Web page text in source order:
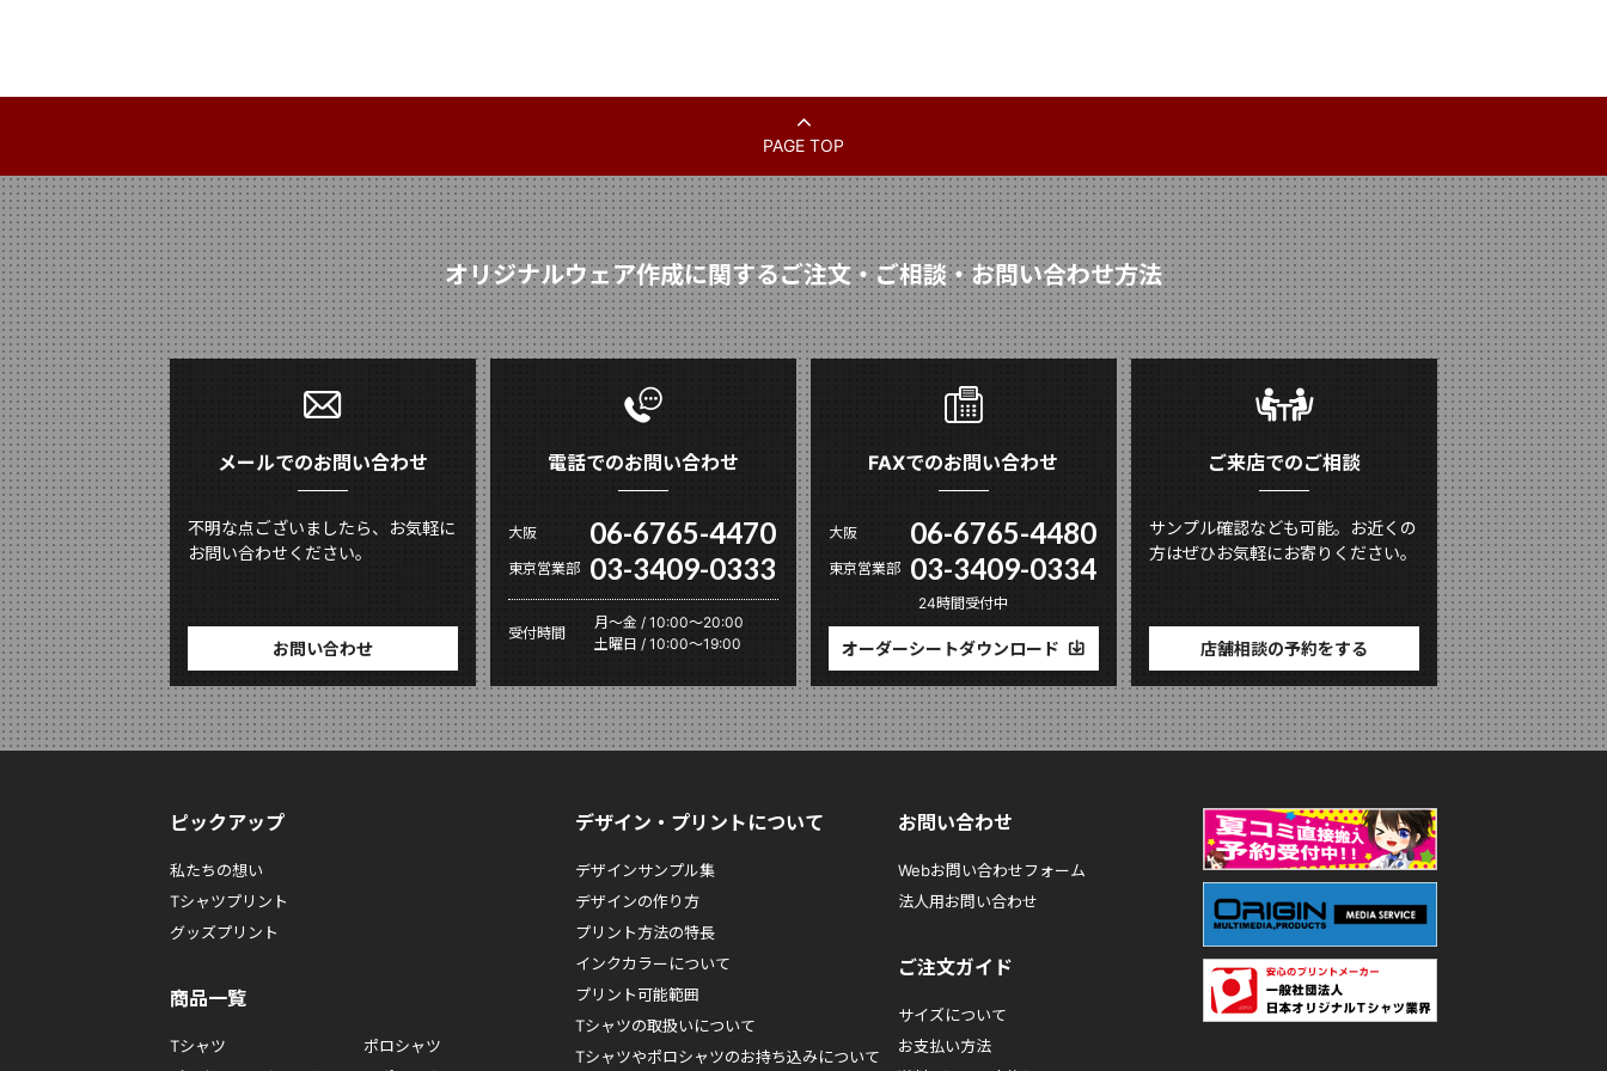
PAGE TOP
オリジナルウェア作成に関するご注文・ご相談・お問い合わせ方法
メールでのお問い合わせ
不明な点ございましたら、お気軽に
お問い合わせください。
お問い合わせ
電話でのお問い合わせ
大阪 06-6765-4470
東京営業部 03-3409-0333
受付時間
月〜金 / 10:00～20:00
土曜日 / 10:00～19:00
FAXでのお問い合わせ
大阪 06-6765-4480
東京営業部 03-3409-0334
24時間受付中
オーダーシートダウンロード
ご来店でのご相談
サンプル確認なども可能。お近くの
方はぜひお気軽にお寄りください。
店舗相談の予約をする
ピックアップ
私たちの想い
Tシャツプリント
グッズプリント
商品一覧
Tシャツ
ポロシャツ
デザイン・プリントについて
デザインサンプル集
デザインの作り方
プリント方法の特長
インクカラーについて
プリント可能範囲
Tシャツの取扱いについて
Tシャツやポロシャツのお持ち込みについて
お問い合わせ
Webお問い合わせフォーム
法人用お問い合わせ
ご注文ガイド
サイズについて
お支払い方法